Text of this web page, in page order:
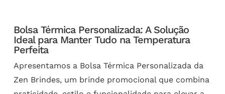
Bolsa Térmica Personalizada: A Solução
Ideal para Manter Tudo na Temperatura
Perfeita
Apresentamos a Bolsa Térmica Personalizada da
Zen Brindes, um brinde promocional que combina